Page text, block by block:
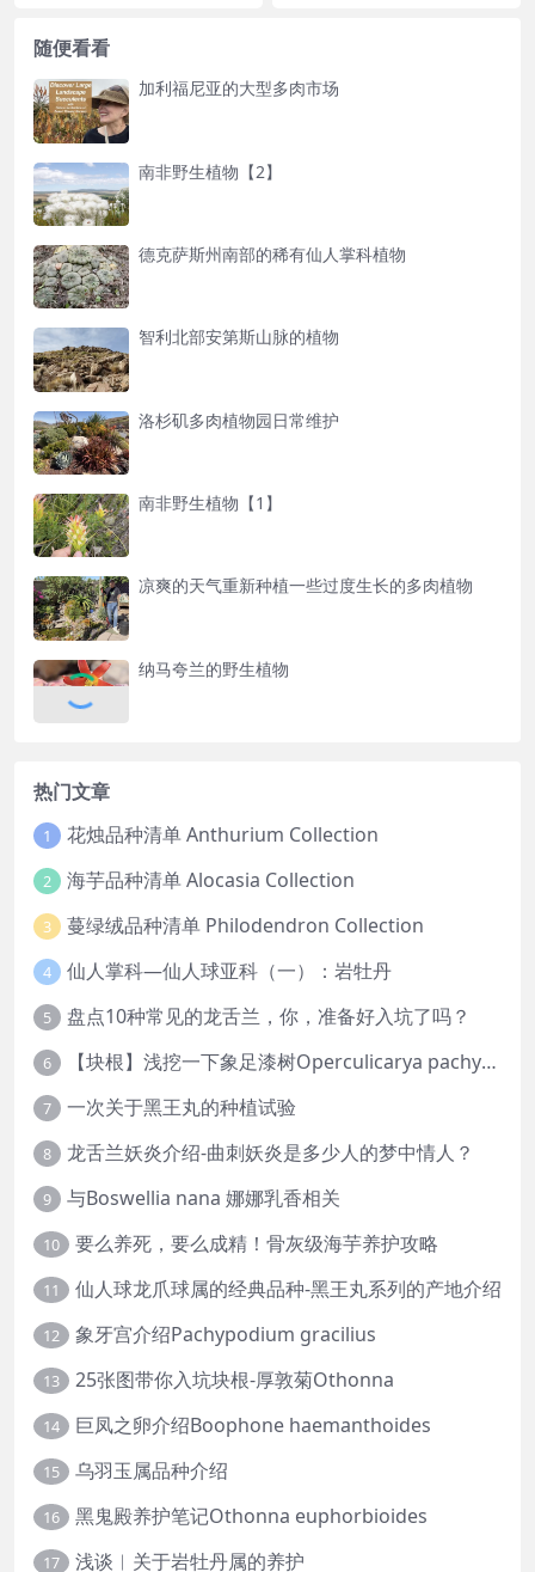
随便看看
加利福尼亚的大型多肉市场
南非野生植物【2】
德克萨斯州南部的稀有仙人掌科植物
智利北部安第斯山脉的植物
洛杉矶多肉植物园日常维护
南非野生植物【1】
凉爽的天气重新种植一些过度生长的多肉植物
纳马夸兰的野生植物
热门文章
1 花烛品种清单 Anthurium Collection
2 海芋品种清单 Alocasia Collection
3 蔓绿绒品种清单 Philodendron Collection
4 仙人掌科—仙人球亚科（一）：岩牡丹
5 盘点10种常见的龙舌兰，你，准备好入坑了吗？
6 【块根】浅挖一下象足漆树Operculicarya pachypus
7 一次关于黑王丸的种植试验
8 龙舌兰妖炎介绍-曲刺妖炎是多少人的梦中情人？
9 与Boswellia nana 娜娜乳香相关
10 要么养死，要么成精！骨灰级海芋养护攻略
11 仙人球龙爪球属的经典品种-黑王丸系列的产地介绍
12 象牙宫介绍Pachypodium gracilius
13 25张图带你入坑块根-厚敦菊Othonna
14 巨凤之卵介绍Boophone haemanthoides
15 乌羽玉属品种介绍
16 黑鬼殿养护笔记Othonna euphorbioides
17 浅谈︱关于岩牡丹属的养护